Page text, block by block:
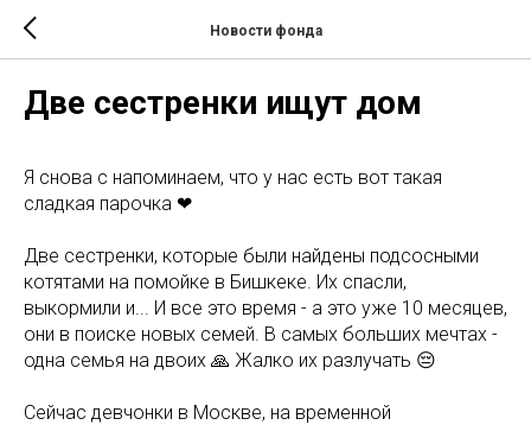
Новости фонда
Две сестренки ищут дом
Я снова с напоминаем, что у нас есть вот такая
сладкая парочка ❤
Две сестренки, которые были найдены подсосными
котятами на помойке в Бишкеке. Их спасли,
выкормили и... И все это время - а это уже 10 месяцев,
они в поиске новых семей. В самых больших мечтах -
одна семья на двоих 🙏 Жалко их разлучать 😔
Сейчас девчонки в Москве, на временной